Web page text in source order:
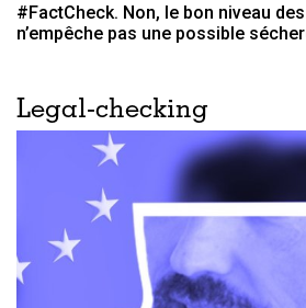
#FactCheck. Non, le bon niveau
n’empêche pas une possible
Legal-checking